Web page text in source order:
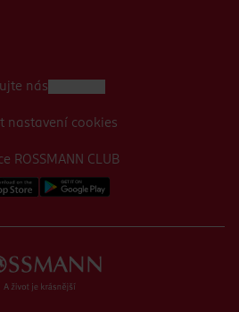
ROSSMANN CLUB
nás
nastavení cookies